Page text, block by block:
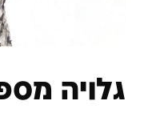
גלויה מספר